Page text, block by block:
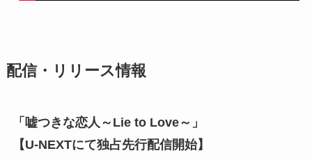
配信・リリース情報
「嘘つきな恋人～Lie to Love～」
【U-NEXTにて独占先行配信開始】